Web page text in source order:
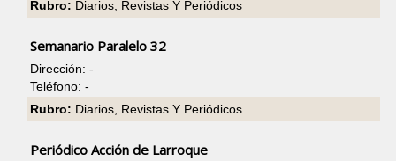
Rubro: Diarios, Revistas Y Periódicos
Semanario Paralelo 32
Dirección: -
Teléfono: -
Rubro: Diarios, Revistas Y Periódicos
Periódico Acción de Larroque